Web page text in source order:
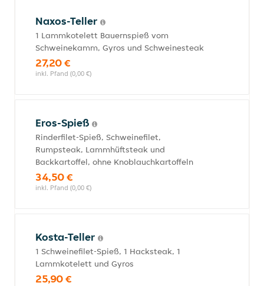
Naxos-Teller
1 Lammkotelett Bauernspieß vom
Schweinekamm, Gyros und Schweinesteak
27,20 €
inkl. Pfand (0,00 €)
Eros-Spieß
Rinderfilet-Spieß, Schweinefilet,
Rumpsteak, Lammhüftsteak und
Backkartoffel, ohne Knoblauchkartoffeln
34,50 €
inkl. Pfand (0,00 €)
Kosta-Teller
1 Schweinefilet-Spieß, 1 Hacksteak, 1
Lammkotelett und Gyros
25,90 €